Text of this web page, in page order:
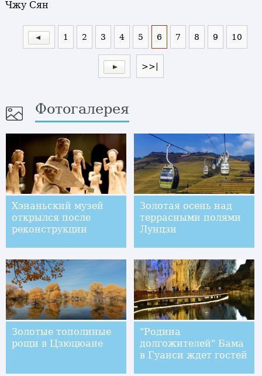
Чжу Сян
1 2 3 4 5 6 7 8 9 10
>>|
Фотогалерея
Хэнаньский музей
открылся после
реконструкции
Золотая осень над
террасными полями
Лунцзи
Золотые тополиные
рощи в Цзюцюане
"Родина
долгожителей" Бама
в Гуанси ждет гостей